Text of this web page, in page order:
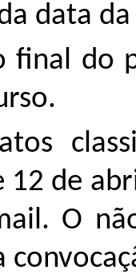
data
final do
de
O